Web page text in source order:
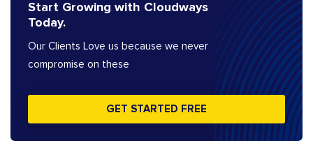
Start Growing with Cloudways
Today.
Our Clients Love us because we never
compromise on these
GET STARTED FREE